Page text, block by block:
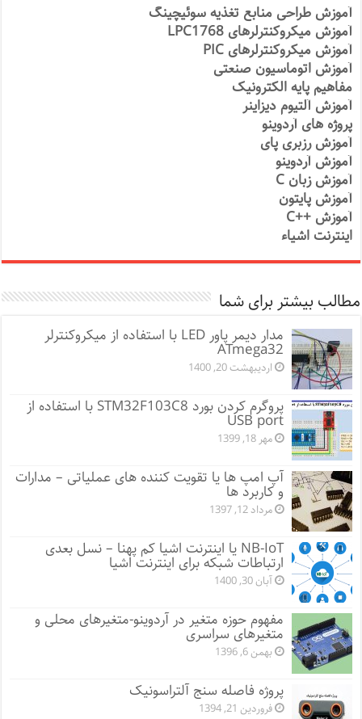
آموزش طراحی منابع تغذیه سوئیچینگ
آموزش میکروکنترلرهای LPC1768
آموزش میکروکنترلرهای PIC
آموزش اتوماسیون صنعتی
مفاهیم پایه الکترونیک
آموزش آلتیوم دیزاینر
پروژه های آردوینو
آموزش رزبری پای
آموزش آردوینو
آموزش زبان C
آموزش پایتون
آموزش ++C
اینترنت اشیاء
مطالب بیشتر برای شما
مدار دیمر پاور LED با استفاده از میکروکنترلر
ATmega32
اردیبهشت 20, 1400
پروگرم کردن بورد STM32F103C8 با استفاده از
USB port
مهر 18, 1399
آپ امپ ها یا تقویت کننده های عملیاتی – مدارات
و کاربرد ها
مرداد 12, 1397
NB-IoT یا اینترنت اشیا کم پهنا – نسل بعدی
ارتباطات شبکه برای اینترنت اشیا
آبان 30, 1400
مفهوم حوزه متغیر در آردوینو-متغیرهای محلی و
متغیرهای سراسری
بهمن 6, 1396
پروژه فاصله سنج آلتراسونیک
فروردین 21, 1394